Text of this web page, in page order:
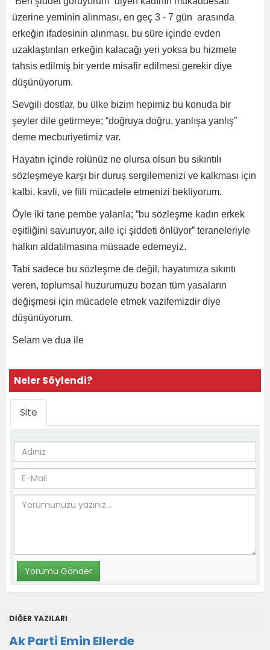
üzerine yeminin alınması, en geç 3 - 7 gün arasında
erkeğin ifadesinin alınması, bu süre içinde evden
uzaklaştırılan erkeğin kalacağı yeri yoksa bu hizmete
tahsis edilmiş bir yerde misafir edilmesi gerekir diye
düşünüyorum.
Sevgili dostlar, bu ülke bizim hepimiz bu konuda bir
şeyler dile getirmeye; “doğruya doğru, yanlışa yanlış”
deme mecburiyetimiz var.
Hayatın içinde rolünüz ne olursa olsun bu sıkıntılı
sözleşmeye karşı bir duruş sergilemenizi ve kalkması için
kalbi, kavli, ve fiili mücadele etmenizi bekliyorum.
Öyle iki tane pembe yalanla; “bu sözleşme kadın erkek
eşitliğini savunuyor, aile içi şiddeti önlüyor” teraneleriyle
halkın aldatılmasına müsaade edemeyiz.
Tabi sadece bu sözleşme de değil, hayatımıza sıkıntı
veren, toplumsal huzurumuzu bozan tüm yasaların
değişmesi için mücadele etmek vazifemizdir diye
düşünüyorum.
Selam ve dua ile
Neler Söylendi?
Site
DİĞER YAZILARI
Ak Parti Emin Ellerde